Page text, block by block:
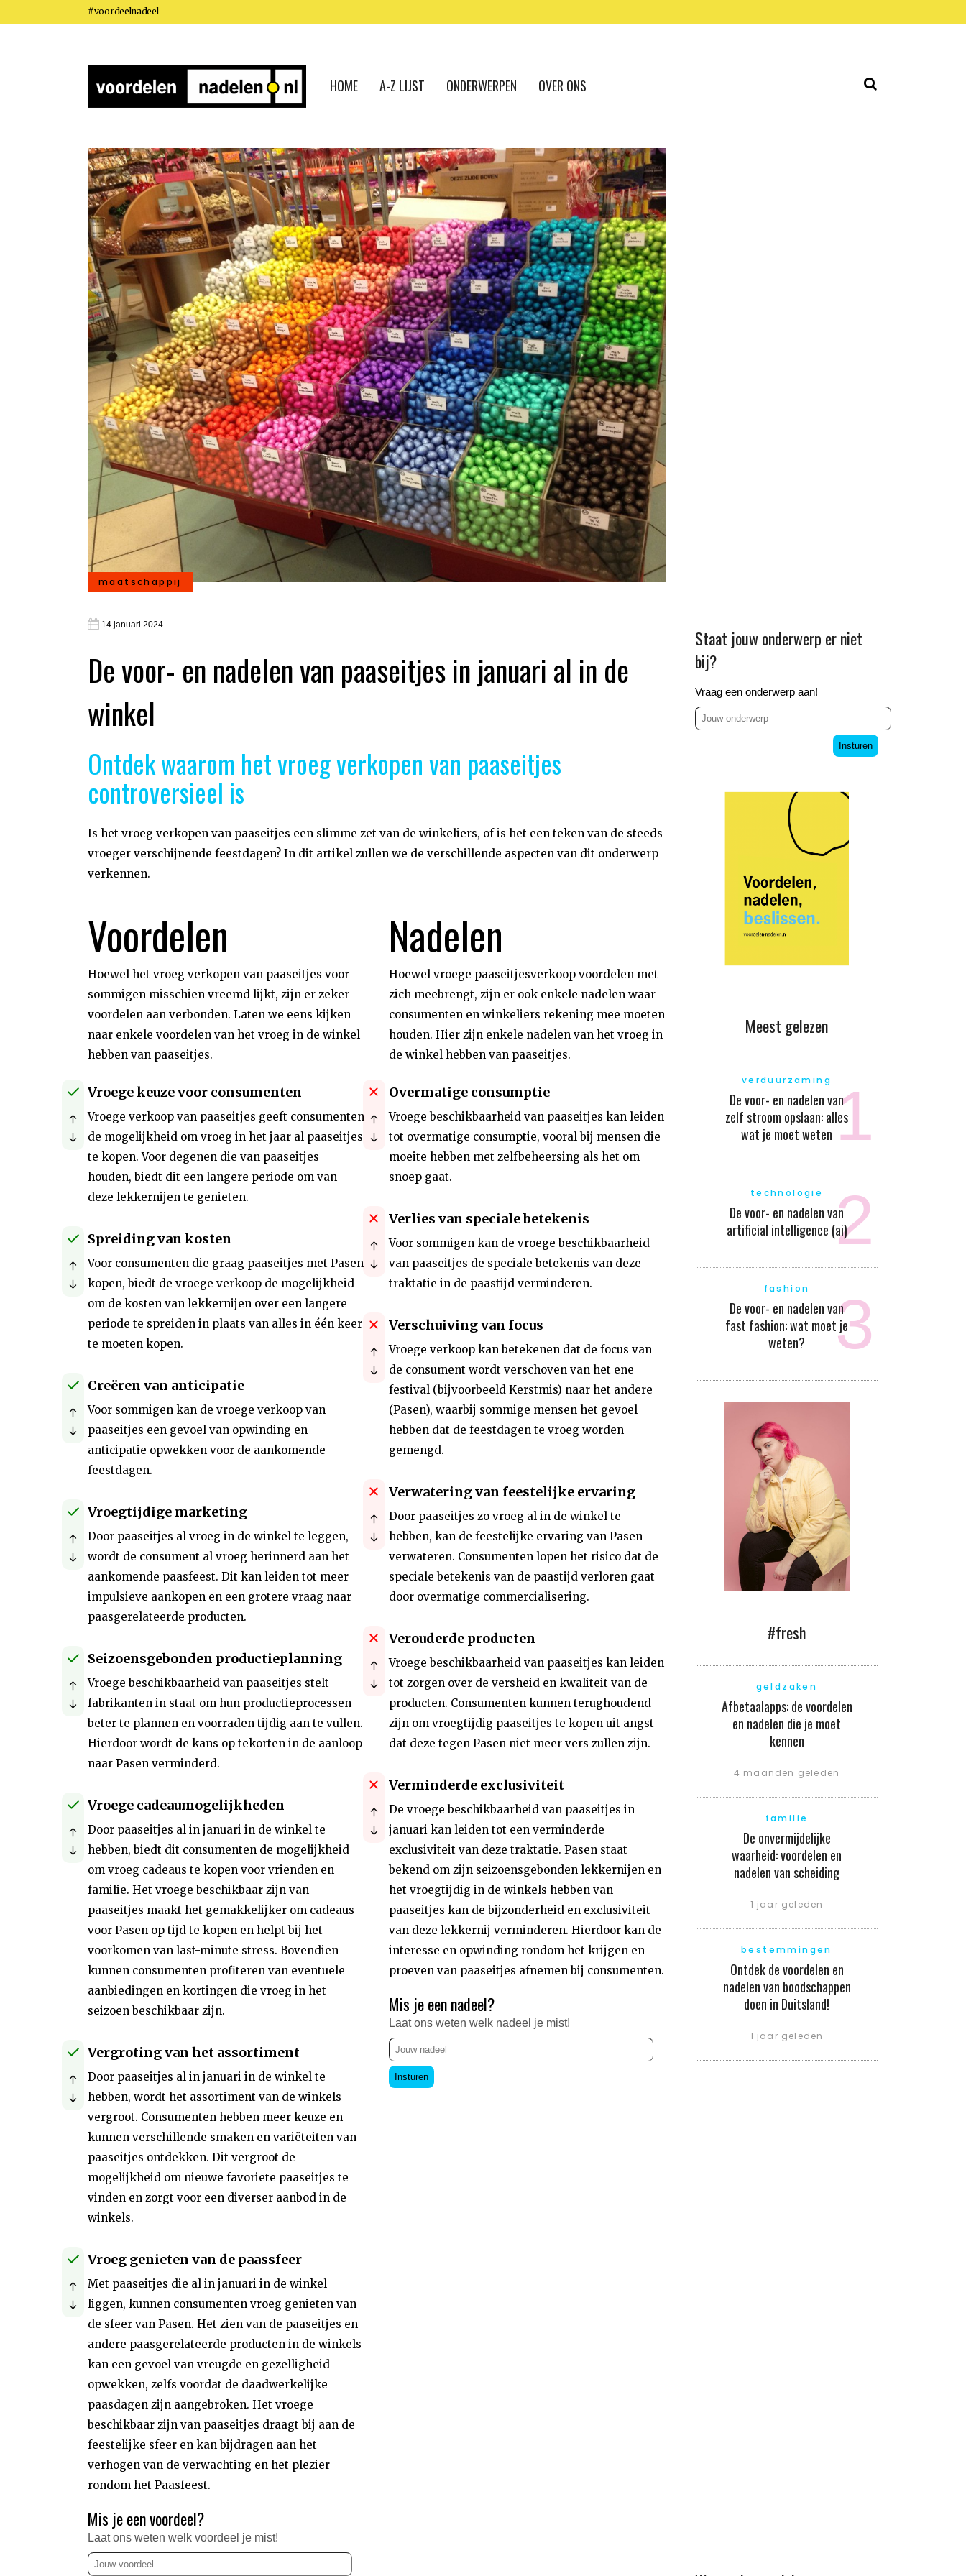
#voordeelnadeel
HOME A-Z LIJST ONDERWERPEN OVER ONS
maatschappij
14 januari 2024
De voor- en nadelen van paaseitjes in januari al in de
winkel
Ontdek waarom het vroeg verkopen van paaseitjes
controversieel is
Is het vroeg verkopen van paaseitjes een slimme zet van de winkeliers, of is het een teken van de steeds
vroeger verschijnende feestdagen? In dit artikel zullen we de verschillende aspecten van dit onderwerp
verkennen.
Voordelen
Hoewel het vroeg verkopen van paaseitjes voor
sommigen misschien vreemd lijkt, zijn er zeker
voordelen aan verbonden. Laten we eens kijken
naar enkele voordelen van het vroeg in de winkel
hebben van paaseitjes.
Vroege keuze voor consumenten
Vroege verkoop van paaseitjes geeft consumenten
de mogelijkheid om vroeg in het jaar al paaseitjes
te kopen. Voor degenen die van paaseitjes
houden, biedt dit een langere periode om van
deze lekkernijen te genieten.
Spreiding van kosten
Voor consumenten die graag paaseitjes met Pasen
kopen, biedt de vroege verkoop de mogelijkheid
om de kosten van lekkernijen over een langere
periode te spreiden in plaats van alles in één keer
te moeten kopen.
Creëren van anticipatie
Voor sommigen kan de vroege verkoop van
paaseitjes een gevoel van opwinding en
anticipatie opwekken voor de aankomende
feestdagen.
Vroegtijdige marketing
Door paaseitjes al vroeg in de winkel te leggen,
wordt de consument al vroeg herinnerd aan het
aankomende paasfeest. Dit kan leiden tot meer
impulsieve aankopen en een grotere vraag naar
paasgerelateerde producten.
Seizoensgebonden productieplanning
Vroege beschikbaarheid van paaseitjes stelt
fabrikanten in staat om hun productieprocessen
beter te plannen en voorraden tijdig aan te vullen.
Hierdoor wordt de kans op tekorten in de aanloop
naar Pasen verminderd.
Vroege cadeaumogelijkheden
Door paaseitjes al in januari in de winkel te
hebben, biedt dit consumenten de mogelijkheid
om vroeg cadeaus te kopen voor vrienden en
familie. Het vroege beschikbaar zijn van
paaseitjes maakt het gemakkelijker om cadeaus
voor Pasen op tijd te kopen en helpt bij het
voorkomen van last-minute stress. Bovendien
kunnen consumenten profiteren van eventuele
aanbiedingen en kortingen die vroeg in het
seizoen beschikbaar zijn.
Vergroting van het assortiment
Door paaseitjes al in januari in de winkel te
hebben, wordt het assortiment van de winkels
vergroot. Consumenten hebben meer keuze en
kunnen verschillende smaken en variëteiten van
paaseitjes ontdekken. Dit vergroot de
mogelijkheid om nieuwe favoriete paaseitjes te
vinden en zorgt voor een diverser aanbod in de
winkels.
Vroeg genieten van de paassfeer
Met paaseitjes die al in januari in de winkel
liggen, kunnen consumenten vroeg genieten van
de sfeer van Pasen. Het zien van de paaseitjes en
andere paasgerelateerde producten in de winkels
kan een gevoel van vreugde en gezelligheid
opwekken, zelfs voordat de daadwerkelijke
paasdagen zijn aangebroken. Het vroege
beschikbaar zijn van paaseitjes draagt bij aan de
feestelijke sfeer en kan bijdragen aan het
verhogen van de verwachting en het plezier
rondom het Paasfeest.
Mis je een voordeel?
Laat ons weten welk voordeel je mist!
Nadelen
Hoewel vroege paaseitjesverkoop voordelen met
zich meebrengt, zijn er ook enkele nadelen waar
consumenten en winkeliers rekening mee moeten
houden. Hier zijn enkele nadelen van het vroeg in
de winkel hebben van paaseitjes.
Overmatige consumptie
Vroege beschikbaarheid van paaseitjes kan leiden
tot overmatige consumptie, vooral bij mensen die
moeite hebben met zelfbeheersing als het om
snoep gaat.
Verlies van speciale betekenis
Voor sommigen kan de vroege beschikbaarheid
van paaseitjes de speciale betekenis van deze
traktatie in de paastijd verminderen.
Verschuiving van focus
Vroege verkoop kan betekenen dat de focus van
de consument wordt verschoven van het ene
festival (bijvoorbeeld Kerstmis) naar het andere
(Pasen), waarbij sommige mensen het gevoel
hebben dat de feestdagen te vroeg worden
gemengd.
Verwatering van feestelijke ervaring
Door paaseitjes zo vroeg al in de winkel te
hebben, kan de feestelijke ervaring van Pasen
verwateren. Consumenten lopen het risico dat de
speciale betekenis van de paastijd verloren gaat
door overmatige commercialisering.
Verouderde producten
Vroege beschikbaarheid van paaseitjes kan leiden
tot zorgen over de versheid en kwaliteit van de
producten. Consumenten kunnen terughoudend
zijn om vroegtijdig paaseitjes te kopen uit angst
dat deze tegen Pasen niet meer vers zullen zijn.
Verminderde exclusiviteit
De vroege beschikbaarheid van paaseitjes in
januari kan leiden tot een verminderde
exclusiviteit van deze traktatie. Pasen staat
bekend om zijn seizoensgebonden lekkernijen en
het vroegtijdig in de winkels hebben van
paaseitjes kan de bijzonderheid en exclusiviteit
van deze lekkernij verminderen. Hierdoor kan de
interesse en opwinding rondom het krijgen en
proeven van paaseitjes afnemen bij consumenten.
Mis je een nadeel?
Laat ons weten welk nadeel je mist!
Insturen
Staat jouw onderwerp er niet
bij?
Vraag een onderwerp aan!
Insturen
Meest gelezen
verduurzaming
De voor- en nadelen van
zelf stroom opslaan: alles
wat je moet weten
technologie
De voor- en nadelen van
artificial intelligence (ai)
fashion
De voor- en nadelen van
fast fashion: wat moet je
weten?
#fresh
geldzaken
Afbetaalapps: de voordelen
en nadelen die je moet
kennen
4 maanden geleden
familie
De onvermijdelijke
waarheid: voordelen en
nadelen van scheiding
1 jaar geleden
bestemmingen
Ontdek de voordelen en
nadelen van boodschappen
doen in Duitsland!
1 jaar geleden